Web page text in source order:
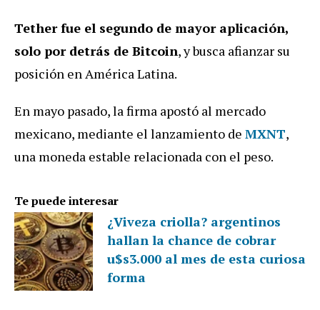
Tether fue el segundo de mayor aplicación,
solo por detrás de Bitcoin, y busca afianzar su
posición en América Latina.
En mayo pasado, la firma apostó al mercado
mexicano, mediante el lanzamiento de MXNT,
una moneda estable relacionada con el peso.
Te puede interesar
¿Viveza criolla? argentinos
hallan la chance de cobrar
u$s3.000 al mes de esta curiosa
forma